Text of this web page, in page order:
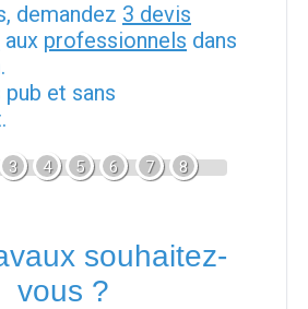
demandez 3 devis
aux professionnels dans
pub et sans
3 4 5 6 7 8
souhaitez-
vous ?